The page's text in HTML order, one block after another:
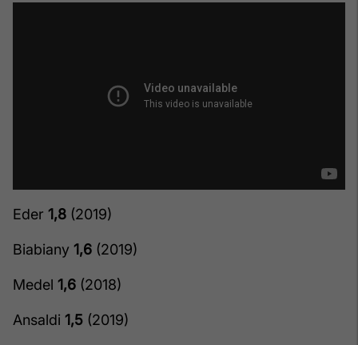
Eder 1,8 (2019)
Biabiany 1,6 (2019)
Medel 1,6 (2018)
Ansaldi 1,5 (2019)